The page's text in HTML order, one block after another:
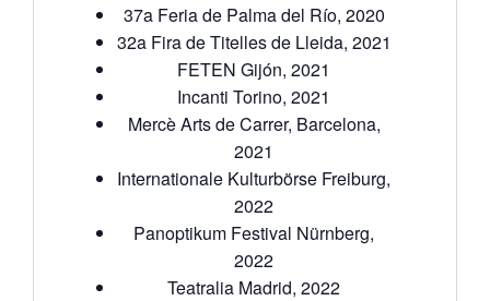
37a Feria de Palma del Río, 2020
32a Fira de Titelles de Lleida, 2021
FETEN Gijón, 2021
Incanti Torino, 2021
Mercè Arts de Carrer, Barcelona,
2021
Internationale Kulturbörse Freiburg,
2022
Panoptikum Festival Nürnberg,
2022
Teatralia Madrid, 2022